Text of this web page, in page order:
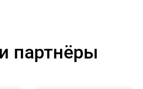
партнёры